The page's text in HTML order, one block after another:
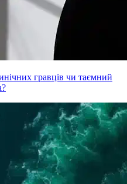
гравців чи таємний